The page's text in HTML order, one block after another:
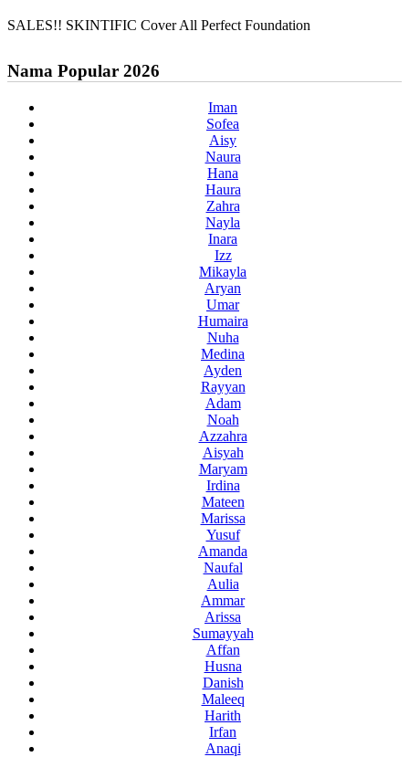
SALES!! SKINTIFIC Cover All Perfect Foundation
Nama Popular 2026
Iman
Sofea
Aisy
Naura
Hana
Haura
Zahra
Nayla
Inara
Izz
Mikayla
Aryan
Umar
Humaira
Nuha
Medina
Ayden
Rayyan
Adam
Noah
Azzahra
Aisyah
Maryam
Irdina
Mateen
Marissa
Yusuf
Amanda
Naufal
Aulia
Ammar
Arissa
Sumayyah
Affan
Husna
Danish
Maleeq
Harith
Irfan
Anaqi